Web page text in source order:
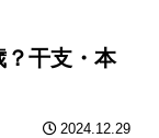
？干支・本
2024.12.29